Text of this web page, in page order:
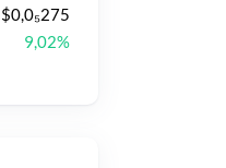
$0,0₅275
9,02%